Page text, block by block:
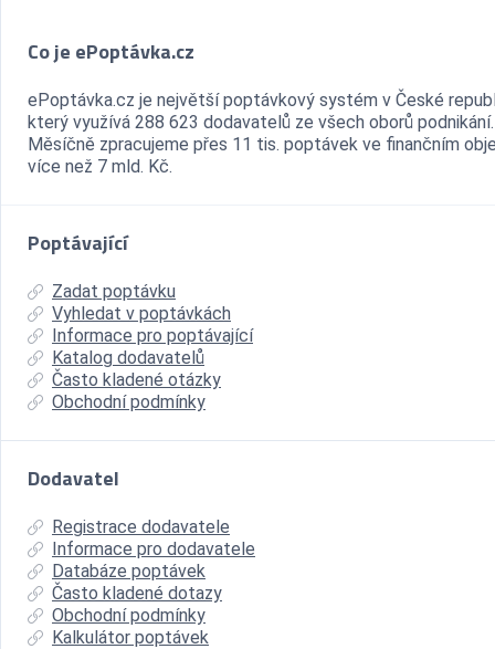
Co je ePoptávka.cz
ePoptávka.cz je největší poptávkový systém v České
který využívá 288 623 dodavatelů ze všech oborů podnikání.
Měsíčně zpracujeme přes 11 tis. poptávek ve finančním
více než 7 mld. Kč.
Poptávající
Zadat poptávku
Vyhledat v poptávkách
Informace pro poptávající
Katalog dodavatelů
Často kladené otázky
Obchodní podmínky
Dodavatel
Registrace dodavatele
Informace pro dodavatele
Databáze poptávek
Často kladené dotazy
Obchodní podmínky
Kalkulátor poptávek